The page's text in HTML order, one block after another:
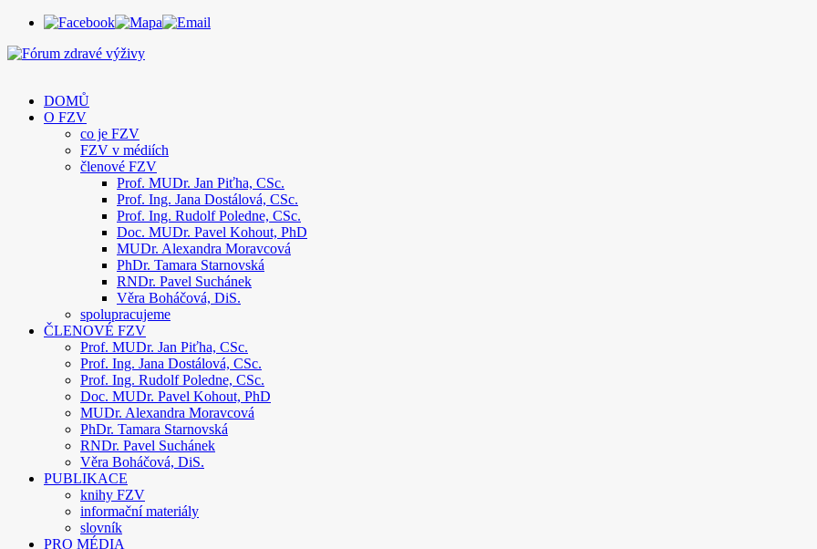
DOMŮ
O FZV
co je FZV
FZV v médiích
členové FZV
Prof. MUDr. Jan Piťha, CSc.
Prof. Ing. Jana Dostálová, CSc.
Prof. Ing. Rudolf Poledne, CSc.
Doc. MUDr. Pavel Kohout, PhD
MUDr. Alexandra Moravcová
PhDr. Tamara Starnovská
RNDr. Pavel Suchánek
Věra Boháčová, DiS.
spolupracujeme
ČLENOVÉ FZV
Prof. MUDr. Jan Piťha, CSc.
Prof. Ing. Jana Dostálová, CSc.
Prof. Ing. Rudolf Poledne, CSc.
Doc. MUDr. Pavel Kohout, PhD
MUDr. Alexandra Moravcová
PhDr. Tamara Starnovská
RNDr. Pavel Suchánek
Věra Boháčová, DiS.
PUBLIKACE
knihy FZV
informační materiály
slovník
PRO MÉDIA